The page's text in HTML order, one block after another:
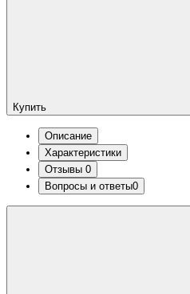
Купить
Описание
Характеристики
Отзывы 0
Вопросы и ответы0